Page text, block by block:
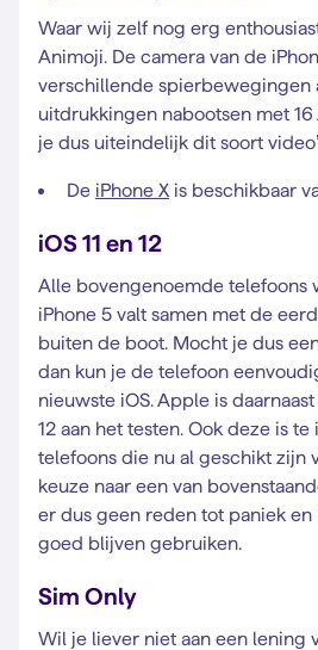
Waar wij zelf nog erg
Animoji. De camera van de
verschillende spierbewegingen
uitdrukkingen nabootsen met 16
je dus uiteindelijk dit soort
De iPhone X is beschikbaar
iOS 11 en 12
Alle bovengenoemde telefoons
iPhone 5 valt samen met de
buiten de boot. Mocht je dus
dan kun je de telefoon
nieuwste iOS. Apple is
12 aan het testen. Ook deze is
telefoons die nu al geschikt zijn
keuze naar een van
er dus geen reden tot paniek
goed blijven gebruiken.
Sim Only
Wil je liever niet aan een lening